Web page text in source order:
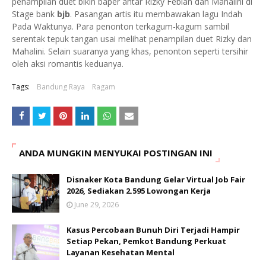
Stage bank bjb. Pasangan artis itu membawakan lagu Indah
Pada Waktunya. Para penonton terkagum-kagum sambil
serentak tepuk tangan usai melihat penampilan duet Rizky dan
Mahalini. Selain suaranya yang khas, penonton seperti tersihir
oleh aksi romantis keduanya.
Tags: Bandung Raya Ragam
ANDA MUNGKIN MENYUKAI POSTINGAN INI
Disnaker Kota Bandung Gelar Virtual Job Fair
2026, Sediakan 2.595 Lowongan Kerja
June 29, 2026
Kasus Percobaan Bunuh Diri Terjadi Hampir
Setiap Pekan, Pemkot Bandung Perkuat
Layanan Kesehatan Mental